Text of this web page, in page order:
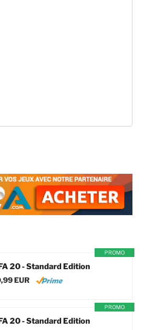
PROMO
20 - Standard Edition
EUR
PROMO
20 - Standard Edition